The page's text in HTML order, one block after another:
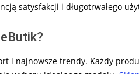
satysfakcji i długotrwałego
eButik?
i najnowsze trendy. Każdy